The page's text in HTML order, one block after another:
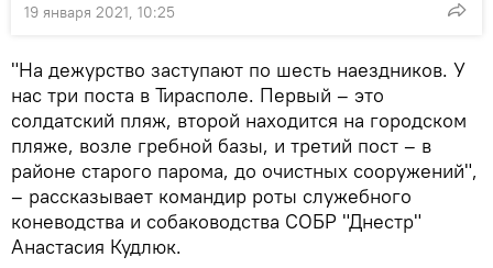
19 января 2021, 10:25
"На дежурство заступают по шесть наездников. У
нас три поста в Тирасполе. Первый – это
солдатский пляж, второй находится на городском
пляже, возле гребной базы, и третий пост – в
районе старого парома, до очистных сооружений",
– рассказывает командир роты служебного
коневодства и собаководства СОБР "Днестр"
Анастасия Кудлюк.